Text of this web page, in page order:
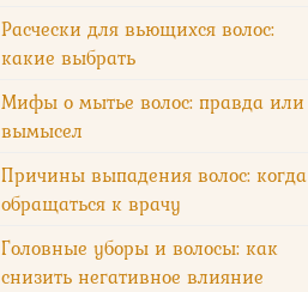
Расчески для вьющихся волос:
какие выбрать
Мифы о мытье волос: правда или
вымысел
Причины выпадения волос: когда
обращаться к врачу
Головные уборы и волосы: как
снизить негативное влияние